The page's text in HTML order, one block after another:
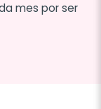
mes por ser